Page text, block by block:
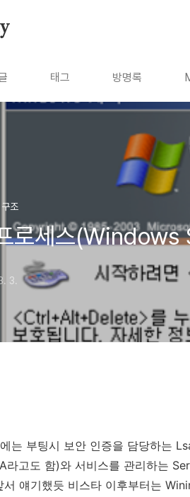
태그 방명록
조
로세스
3.
는 부팅시 보안 인증을 담당하는
라고도 함)와 서비스를 관리하는
서 얘기했듯 비스타 이후부터는